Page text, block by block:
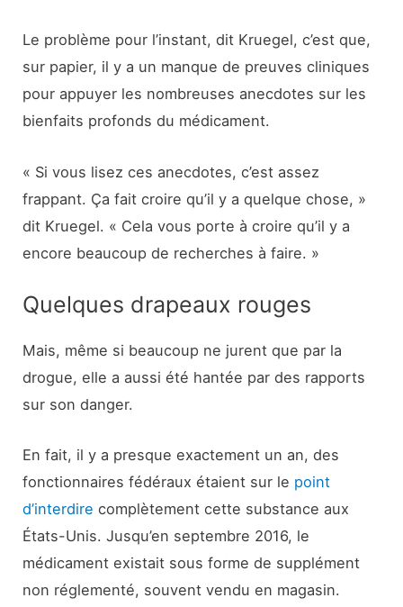
Le problème pour l’instant, dit Kruegel, c’est que,
sur papier, il y a un manque de preuves cliniques
pour appuyer les nombreuses anecdotes sur les
bienfaits profonds du médicament.
« Si vous lisez ces anecdotes, c’est assez
frappant. Ça fait croire qu’il y a quelque chose, »
dit Kruegel. « Cela vous porte à croire qu’il y a
encore beaucoup de recherches à faire. »
Quelques drapeaux rouges
Mais, même si beaucoup ne jurent que par la
drogue, elle a aussi été hantée par des rapports
sur son danger.
En fait, il y a presque exactement un an, des
fonctionnaires fédéraux étaient sur le point
d’interdire complètement cette substance aux
États-Unis. Jusqu’en septembre 2016, le
médicament existait sous forme de supplément
non réglementé, souvent vendu en magasin.